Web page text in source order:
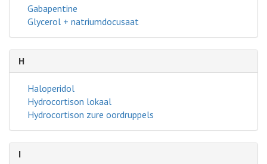
Gabapentine
Glycerol + natriumdocusaat
H
Haloperidol
Hydrocortison lokaal
Hydrocortison zure oordruppels
I